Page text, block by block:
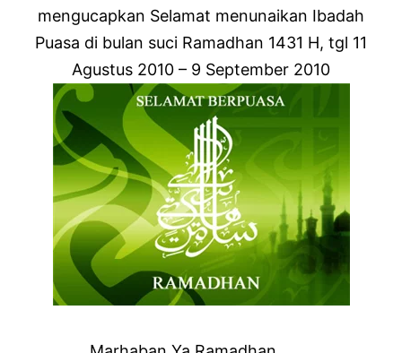
mengucapkan Selamat menunaikan Ibadah
Puasa di bulan suci Ramadhan 1431 H, tgl 11
Agustus 2010 – 9 September 2010